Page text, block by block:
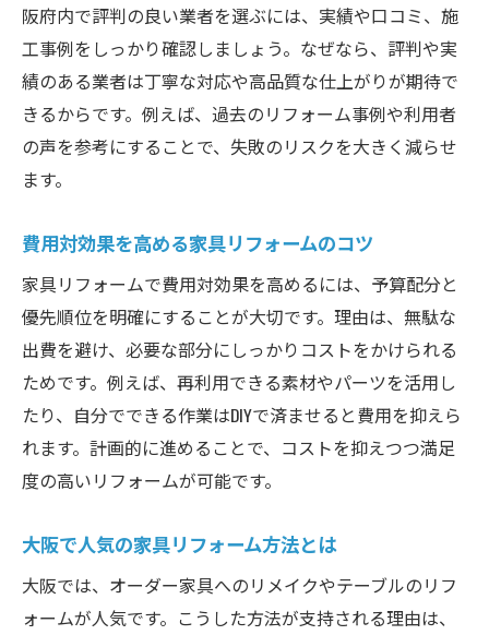
阪府内で評判の良い業者を選ぶには、実績や口コミ、施
工事例をしっかり確認しましょう。なぜなら、評判や実
績のある業者は丁寧な対応や高品質な仕上がりが期待で
きるからです。例えば、過去のリフォーム事例や利用者
の声を参考にすることで、失敗のリスクを大きく減らせ
ます。
費用対効果を高める家具リフォームのコツ
家具リフォームで費用対効果を高めるには、予算配分と
優先順位を明確にすることが大切です。理由は、無駄な
出費を避け、必要な部分にしっかりコストをかけられる
ためです。例えば、再利用できる素材やパーツを活用し
たり、自分でできる作業はDIYで済ませると費用を抑えら
れます。計画的に進めることで、コストを抑えつつ満足
度の高いリフォームが可能です。
大阪で人気の家具リフォーム方法とは
大阪では、オーダー家具へのリメイクやテーブルのリフ
ォームが人気です。こうした方法が支持される理由は、